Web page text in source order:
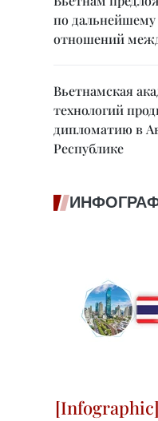
по
отношений
Вьетнамская
технологий
дипломатию в
Республике